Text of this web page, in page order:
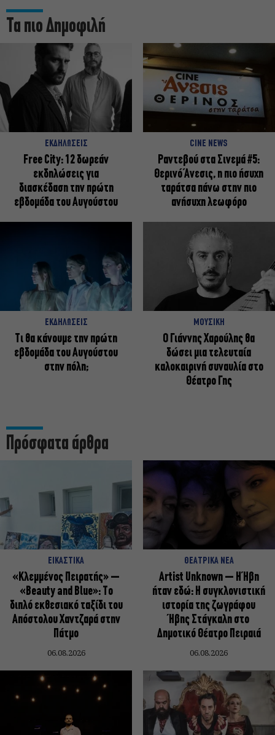
Τα πιο Δημοφιλή
ΕΚΔΗΛΩΣΕΙΣ
Free City: 12 δωρεάν
εκδηλώσεις για
διασκέδαση την πρώτη
εβδομάδα του Αυγούστου
CINE NEWS
Ραντεβού στα Σινεμά #5:
Θερινό Άνεσις, η πιο ήσυχη
ταράτσα πάνω στην πιο
ανήσυχη λεωφόρο
ΕΚΔΗΛΩΣΕΙΣ
Τι θα κάνουμε την πρώτη
εβδομάδα του Αυγούστου
στην πόλη;
ΜΟΥΣΙΚΗ
Ο Γιάννης Χαρούλης θα
δώσει μια τελευταία
καλοκαιρινή συναυλία στο
Θέατρο Γης
Πρόσφατα άρθρα
ΕΙΚΑΣΤΙΚΑ
«Κλεμμένος Πειρατής» –
«Beauty and Blue»: Το
διπλό εκθεσιακό ταξίδι του
Απόστολου Χαντζαρά στην
Πάτμο
06.08.2026
ΘΕΑΤΡΙΚΑ ΝΕΑ
Artist Unknown – Η Ήβη
ήταν εδώ: Η συγκλονιστική
ιστορία της ζωγράφου
Ήβης Στάγκαλη στο
Δημοτικό Θέατρο Πειραιά
06.08.2026